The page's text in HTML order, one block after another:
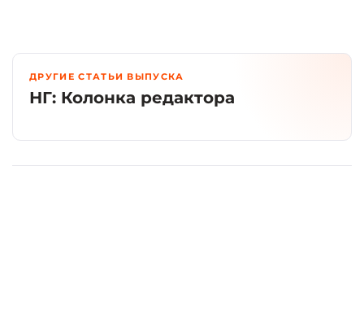
ДРУГИЕ СТАТЬИ ВЫПУСКА
НГ: Колонка редактора